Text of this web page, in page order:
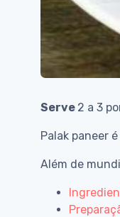
Serve 2 a 3
Palak paneer
Além de